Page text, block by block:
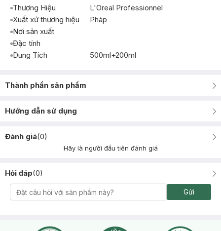
Thương Hiệu
L'Oreal Professionnel
Xuất xứ thương hiệu
Pháp
Nơi sản xuất
Đặc tính
Dung Tích
500ml+200ml
Thành phần sản phẩm
Hướng dẫn sử dụng
Đánh giá(0)
Hãy là người đầu tiên đánh giá
Hỏi đáp(0)
Gửi